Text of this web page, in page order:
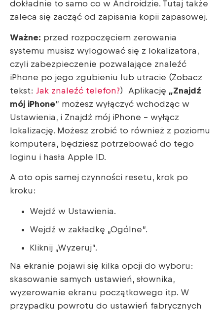
dokładnie to samo co w Androidzie. Tutaj także
zaleca się zacząć od zapisania kopii zapasowej.
Ważne: przed rozpoczęciem zerowania
systemu musisz wylogować się z lokalizatora,
czyli zabezpieczenie pozwalające znaleźć
iPhone po jego zgubieniu lub utracie (Zobacz
tekst: Jak znaleźć telefon?) Aplikację „Znajdź
mój iPhone” możesz wyłączyć wchodząc w
Ustawienia, i Znajdź mój iPhone – wyłącz
lokalizację. Możesz zrobić to również z poziomu
komputera, będziesz potrzebować do tego
loginu i hasła Apple ID.
A oto opis samej czynności resetu, krok po
kroku:
Wejdź w Ustawienia.
Wejdź w zakładkę „Ogólne”.
Kliknij „Wyzeruj”.
Na ekranie pojawi się kilka opcji do wyboru:
skasowanie samych ustawień, słownika,
wyzerowanie ekranu początkowego itp. W
przypadku powrotu do ustawień fabrycznych